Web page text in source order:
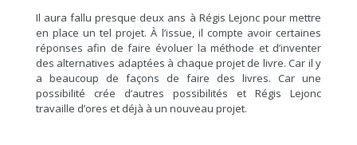
Il aura fallu presque deux ans à Régis Lejonc pour mettre
en place un tel projet. À l’issue, il compte avoir certaines
réponses afin de faire évoluer la méthode et d’inventer
des alternatives adaptées à chaque projet de livre. Car il y
a beaucoup de façons de faire des livres. Car une
possibilité crée d’autres possibilités et Régis Lejonc
travaille d’ores et déjà à un nouveau projet.